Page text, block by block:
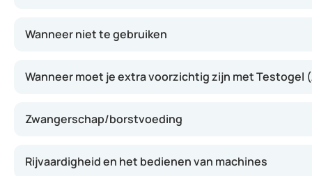
Wanneer niet te gebruiken
Wanneer moet je extra voorzichtig zijn met Testogel
Zwangerschap/borstvoeding
Rijvaardigheid en het bedienen van machines